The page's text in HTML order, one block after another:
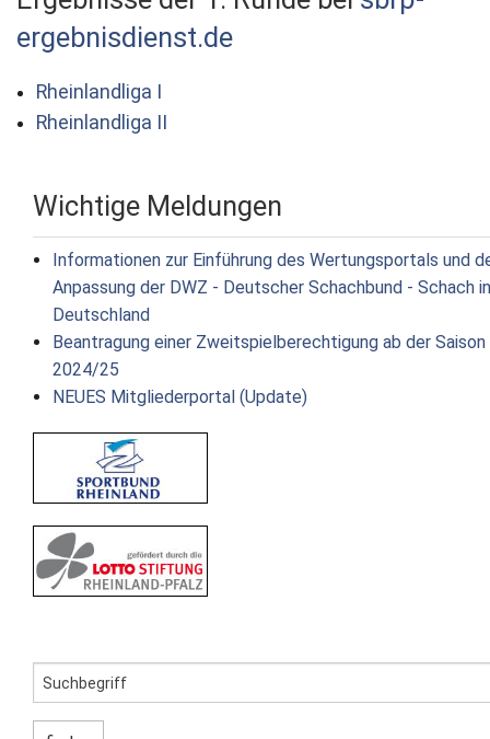
ergebnisdienst.de
Rheinlandliga I
Rheinlandliga II
Wichtige Meldungen
Informationen zur Einführung des Wertungsportals und
Anpassung der DWZ - Deutscher Schachbund - Schach in
Deutschland
Beantragung einer Zweitspielberechtigung ab der Saison
2024/25
NEUES Mitgliederportal (Update)